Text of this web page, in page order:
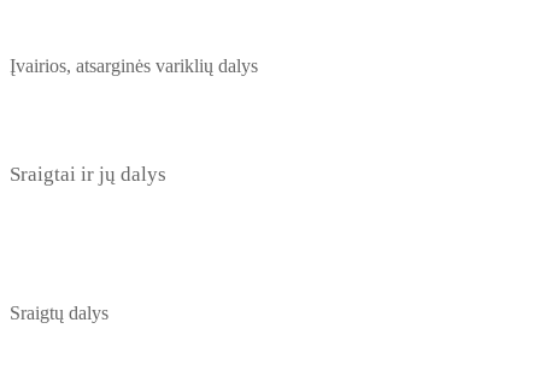
Įvairios, atsarginės variklių dalys
Sraigtai ir jų dalys
Sraigtų dalys